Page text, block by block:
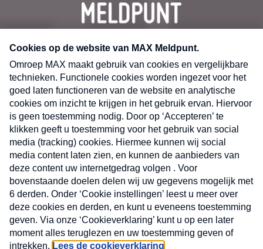
CONTACT
Volg ons op
X
Nieuwsbrief
Neem hier een gratis abonnement op de MAX
Consumenten nieuwsbrief. Elke maandag en